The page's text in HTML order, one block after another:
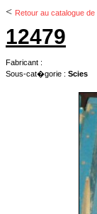
< Retour au catalogue
12479
Fabricant :
Sous-cat�gorie : Scies